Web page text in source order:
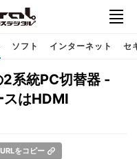
ソフト インターネット セ
系統PC切替器 -
スはHDMI
URLをコピー